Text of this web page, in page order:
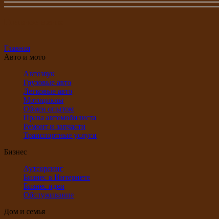
Главная
Авто и мото
Автозвук
Грузовые авто
Легковые авто
Мотоциклы
Обмен опытом
Права автомобилиста
Ремонт и запчасти
Транспортные услуги
Бизнес
Аутсорсинг
Бизнес в Интернете
Бизнес идеи
Обслуживание
Дом и семья